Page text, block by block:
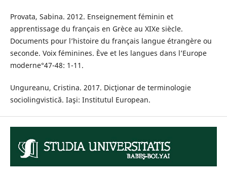
Provata, Sabina. 2012. Enseignement féminin et
apprentissage du français en Grèce au XIXe siècle.
Documents pour l’histoire du français langue étrangère ou
seconde. Voix féminines. Ève et les langues dans l’Europe
moderne°47-48: 1-11.
Ungureanu, Cristina. 2017. Dicţionar de terminologie
sociolingvistică. Iaşi: Institutul European.